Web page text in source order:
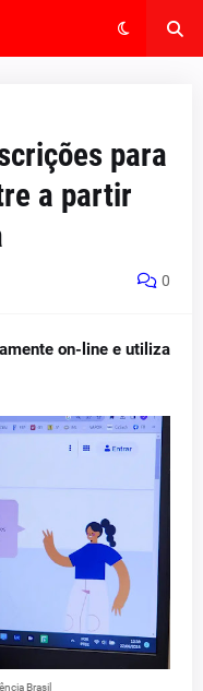
para
a partir
0
on-line e utiliza
Brasil